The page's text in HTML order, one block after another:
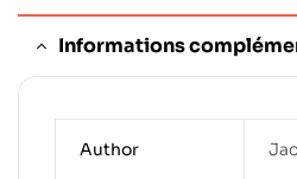
Informations
Author